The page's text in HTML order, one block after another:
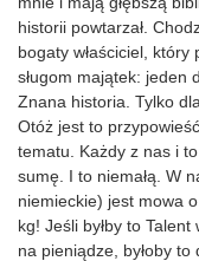
historii powtarzał.
bogaty właściciel,
sługom majątek: jeden
Znana historia. Tylko
Otóż jest to
tematu. Każdy z nas i
sumę. I to niemałą. W
niemieckie) jest mowa
kg! Jeśli byłby to Talent
na pieniądze, byłoby